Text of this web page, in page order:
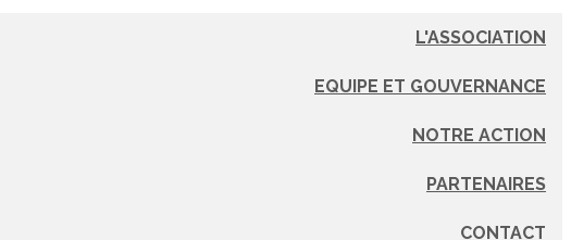
L'ASSOCIATION
EQUIPE ET GOUVERNANCE
NOTRE ACTION
PARTENAIRES
CONTACT